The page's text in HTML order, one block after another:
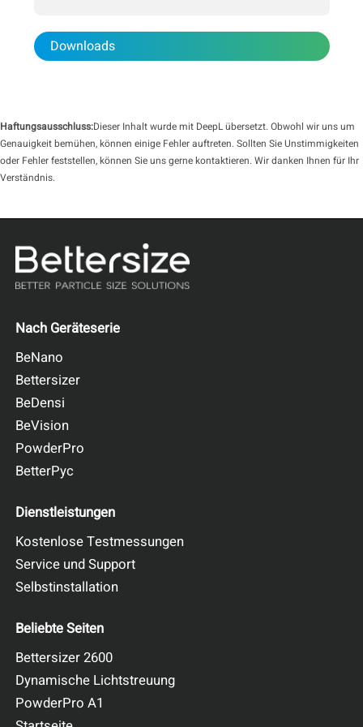
Downloads
Haftungsausschluss:Dieser Inhalt wurde mit DeepL übersetzt. Obwohl wir uns um
Genauigkeit bemühen, können einige Fehler auftreten. Sollten Sie Unstimmigkeiten
oder Fehler feststellen, können Sie uns gerne kontaktieren. Wir danken Ihnen für Ihr
Verständnis.
Nach Geräteserie
BeNano
Bettersizer
BeDensi
BeVision
PowderPro
BetterPyc
Dienstleistungen
Kostenlose Testmessungen
Service und Support
Selbstinstallation
Beliebte Seiten
Bettersizer 2600
Dynamische Lichtstreuung
PowderPro A1